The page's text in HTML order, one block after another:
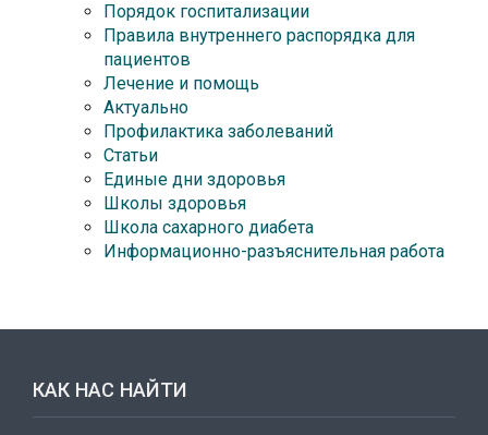
Порядок госпитализации
Правила внутреннего распорядка для
пациентов
Лечение и помощь
Актуально
Профилактика заболеваний
Статьи
Единые дни здоровья
Школы здоровья
Школа сахарного диабета
Информационно-разъяснительная работа
КАК НАС НАЙТИ